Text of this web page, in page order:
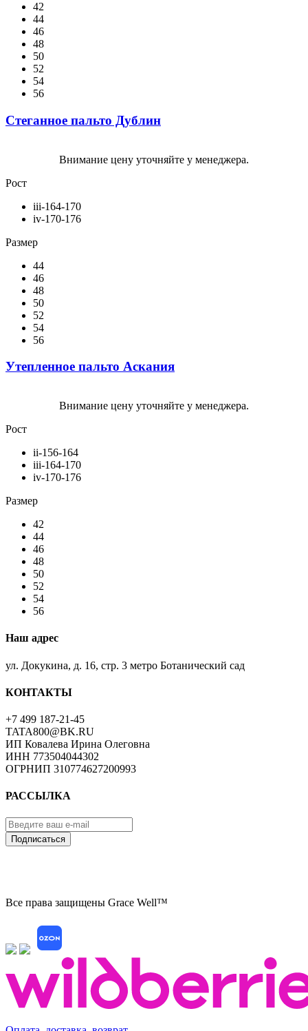
42
44
46
48
50
52
54
56
Стеганное пальто Дублин
Внимание цену уточняйте у менеджера.
Рост
iii-164-170
iv-170-176
Размер
44
46
48
50
52
54
56
Утепленное пальто Аскания
Внимание цену уточняйте у менеджера.
Рост
ii-156-164
iii-164-170
iv-170-176
Размер
42
44
46
48
50
52
54
56
Наш адрес
ул. Докукина, д. 16, стр. 3 метро Ботанический сад
КОНТАКТЫ
+7 499 187-21-45
TATA800@BK.RU
ИП Ковалева Ирина Олеговна
ИНН 773504044302
ОГРНИП 310774627200993
РАССЫЛКА
Подписаться
Все права защищены Grace Well™